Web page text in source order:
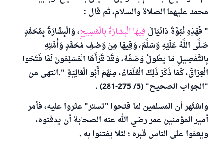
محمد عليهما الصلاة والسلام، ثم قال :
" فَهَذِهِ نُبُوَّةُ دَانْيَالَ فِيهَا الْبِشَارَةُ بِالْمَسِيحِ، وَالْبِشَارَةُ بِمُحَمَّدٍ
صَلَّى اللَّهُ عَلَيْهِ وَسَلَّمَ، وَفِيهَا مِنْ وَصْفِ مُحَمَّدٍ وَأُمَّتِهِ
بِالتَّفْصِيلِ مَا يَطُولُ وَصْفُهُ، وَقَدْ قَرَأَهَا الْمُسْلِمُونَ لَمَّا فَتَحُوا
الْعِرَاقَ، كَمَا ذَكَرَ ذَلِكَ الْعُلَمَاءُ، مِنْهُمْ أَبُو الْعَالِيَةِ ".انتهى من
"الجواب الصحيح" (5/ 275-281) .
واشتُهر أن المسلمين لما فتحوا "تستر" عثروا عليه، فأمر
أمير المؤمنين عمر رضي الله عنه الصحابة أن يدفنوه،
ويعمّوا على الناس قبره ؛ لئلا يفتنوا به .